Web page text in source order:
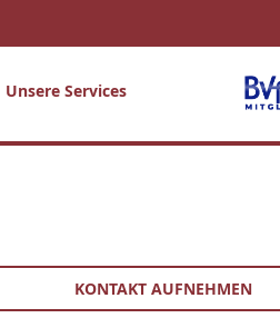
Unsere Services
KONTAKT AUFNEHMEN